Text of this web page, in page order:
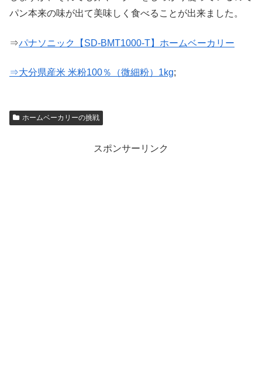
パン本来の味が出て美味しく食べることが出来ました。
⇒パナソニック【SD-BMT1000-T】ホームベーカリー
⇒大分県産米 米粉100％（微細粉）1kg;
ホームベーカリーの挑戦
スポンサーリンク